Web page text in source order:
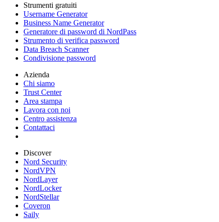
Strumenti gratuiti
Username Generator
Business Name Generator
Generatore di password di NordPass
Strumento di verifica password
Data Breach Scanner
Condivisione password
Azienda
Chi siamo
Trust Center
Area stampa
Lavora con noi
Centro assistenza
Contattaci
Discover
Nord Security
NordVPN
NordLayer
NordLocker
NordStellar
Coveron
Saily